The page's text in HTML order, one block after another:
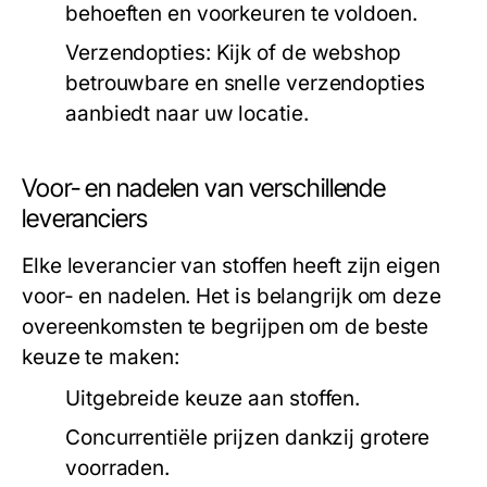
behoeften en voorkeuren te voldoen.
Verzendopties: Kijk of de webshop
betrouwbare en snelle verzendopties
aanbiedt naar uw locatie.
Voor- en nadelen van verschillende
leveranciers
Elke leverancier van stoffen heeft zijn eigen
voor- en nadelen. Het is belangrijk om deze
overeenkomsten te begrijpen om de beste
keuze te maken:
Uitgebreide keuze aan stoffen.
Concurrentiële prijzen dankzij grotere
voorraden.